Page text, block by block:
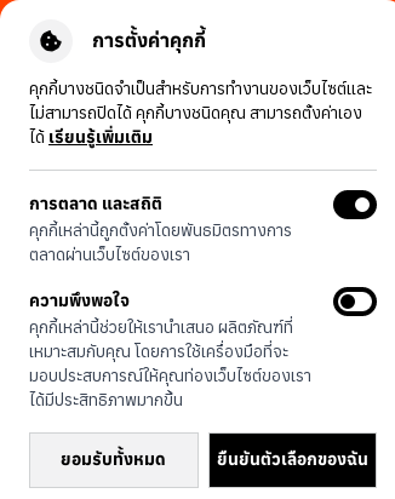
การตั้งค่าคุกกี้
คุกกี้บางชนิดจำเป็นสำหรับการทำงานของเว็บไซต์และ
ไม่สามารถปิดได้ คุกกี้บางชนิดคุณ สามารถตั้งค่าเอง
ได้ เรียนรู้เพิ่มเติม
การตลาด และสถิติ
คุกกี้เหล่านี้ถูกตั้งค่าโดยพันธมิตรทางการ
ตลาดผ่านเว็บไซต์ของเรา
ความพึงพอใจ
คุกกี้เหล่านี้ช่วยให้เรานำเสนอ ผลิตภัณฑ์ที่
เหมาะสมกับคุณ โดยการใช้เครื่องมือที่จะ
มอบประสบการณ์ให้คุณท่องเว็บไซต์ของเรา
ได้มีประสิทธิภาพมากขึ้น
ยอมรับทั้งหมด ยืนยันตัวเลือกของฉัน
รุ่นทั้งหมด แพทเทิร์นสอดประสานขาวดำ